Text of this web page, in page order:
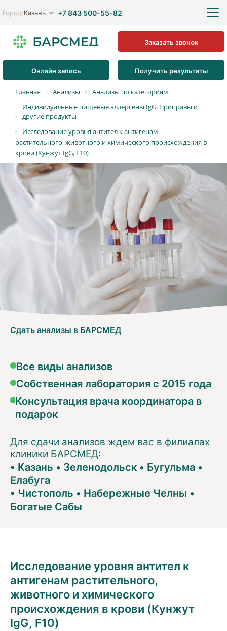
Город:Казань +7 843 500-55-82
Онлайн запись Получить результаты
Заказать звонок
Главная Анализы
Анализы по категориям
Индивидуальные пищевые аллергены IgG: Приправы и
другие продукты
Исследование уровня антител к антигенам
растительного, животного и химического происхождения в
крови (Кунжут IgG, F10)
Сдать анализы в БАРСМЕД
Все виды анализов
Собственная лаборатория с 2015 года
Консультация врача координатора в
подарок
Для сдачи анализов ждем вас в филиалах
клиники БАРСМЕД:
• Казань • Зеленодольск • Бугульма •
Елабуга
• Чистополь • Набережные Челны •
Богатые Сабы
Исследование уровня антител к
антигенам растительного,
животного и химического
происхождения в крови (Кунжут
IgG, F10)